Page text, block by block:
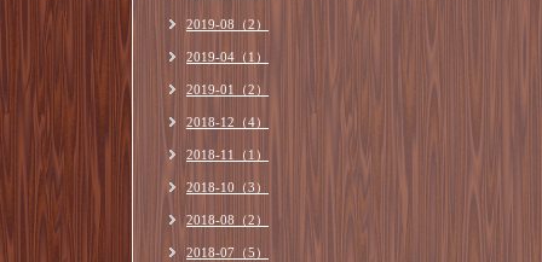
2019-08（2）
2019-04（1）
2019-01（2）
2018-12（4）
2018-11（1）
2018-10（3）
2018-08（2）
2018-07（5）